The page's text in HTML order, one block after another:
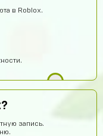
в Roblox.
запись.
ценам